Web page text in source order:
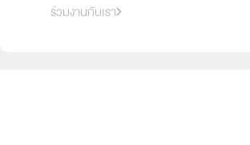
ร่วมงานกับเรา